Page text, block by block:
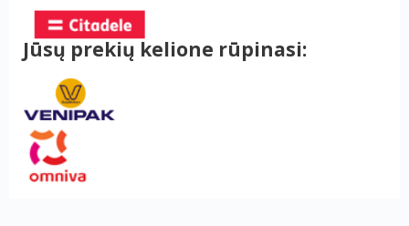
Jūsų prekių kelione rūpinasi: